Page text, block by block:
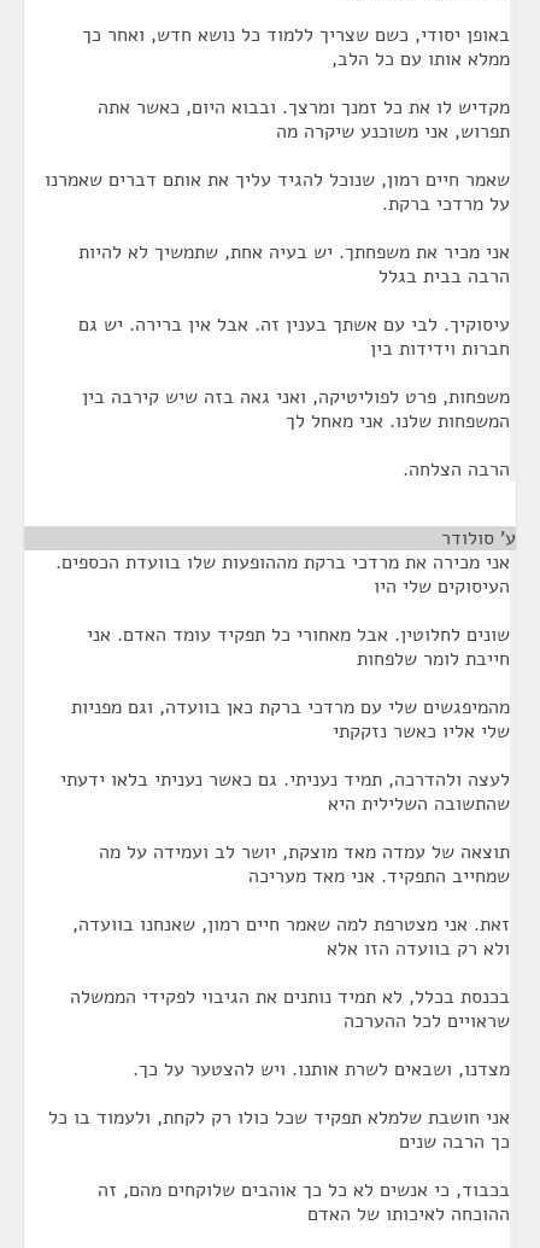
באופן יסודי, כשם שצריך ללמוד כל נושא חדש, ואחר כך
ממלא אותו עם כל הלב,
מקדיש לו את כל זמנך ומרצך. ובבוא היום, כאשר אתה
תפרוש, אני משוכנע שיקרה מה
שאמר חיים רמון, שנוכל להגיד עליך את אותם דברים שאמרנו
על מרדכי ברקת.
אני מכיר את משפחתך. יש בעיה אחת, שתמשיך לא להיות
הרבה בבית בגלל
עיסוקיך. לבי עם אשתך בענין זה. אבל אין ברירה. יש גם
חברות וידידות בין
משפחות, פרט לפוליטיקה, ואני גאה בזה שיש קירבה בין
המשפחות שלנו. אני מאחל לך
הרבה הצלחה.
ע' סולודר
אני מכירה את מרדכי ברקת מההופעות שלו בוועדת הכספים.
העיסוקים שלי היו
שונים לחלוטין. אבל מאחורי כל תפקיד עומד האדם. אני
חייבת לומר שלפחות
מהמיפגשים שלי עם מרדכי ברקת כאן בוועדה, וגם מפניות
שלי אליו כאשר נזקקתי
לעצה ולהדרכה, תמיד נעניתי. גם כאשר נעניתי בלאו ידעתי
שהתשובה השלילית היא
תוצאה של עמדה מאד מוצקת, יושר לב ועמידה על מה
שמחייב התפקיד. אני מאד מעריכה
זאת. אני מצטרפת למה שאמר חיים רמון, שאנחנו בוועדה,
ולא רק בוועדה הזו אלא
בכנסת בכלל, לא תמיד נותנים את הגיבוי לפקידי הממשלה
שראויים לכל ההערכה
מצדנו, ושבאים לשרת אותנו. ויש להצטער על כך.
אני חושבת שלמלא תפקיד שכל כולו רק לקחת, ולעמוד בו כל
כך הרבה שנים
בכבוד, כי אנשים לא כל כך אוהבים שלוקחים מהם, זה
ההוכחה לאיכותו של האדם